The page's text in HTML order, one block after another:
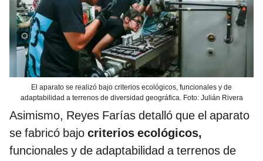
El aparato se realizó bajo criterios ecológicos, funcionales y de
adaptabilidad a terrenos de diversidad geográfica. Foto: Julián Rivera
Asimismo, Reyes Farías detalló que el aparato
se fabricó bajo criterios ecológicos,
funcionales y de adaptabilidad a terrenos de